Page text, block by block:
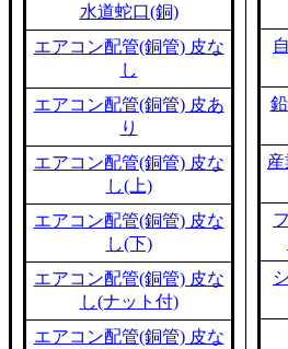
水道蛇口(銅)
エアコン配管(銅管) 皮な
し
エアコン配管(銅管) 皮あ
り
エアコン配管(銅管) 皮な
し(上)
エアコン配管(銅管) 皮な
し(下)
エアコン配管(銅管) 皮な
し(ナット付)
エアコン配管(銅管) 皮な